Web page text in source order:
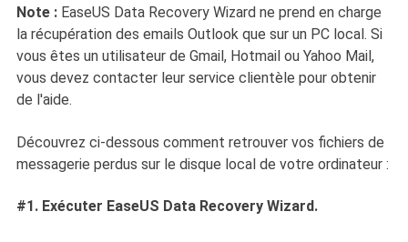
Note :EaseUS Data Recovery Wizard ne prend en charge
la récupération des emails Outlook que sur un PC local. Si
vous êtes un utilisateur de Gmail, Hotmail ou Yahoo Mail,
vous devez contacter leur service clientèle pour obtenir
de l'aide.
Découvrez ci-dessous comment retrouver vos fichiers de
messagerie perdus sur le disque local de votre ordinateur :
#1. Exécuter EaseUS Data Recovery Wizard.